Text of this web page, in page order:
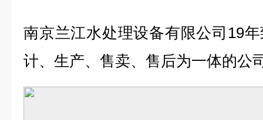
南京兰江水处理设备有限公司19
计、生产、售卖、售后为一体的公